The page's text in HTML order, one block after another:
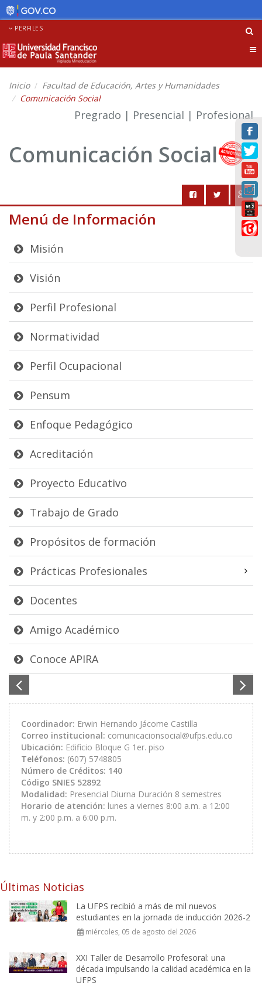
PERFILES
Inicio
Facultad de Educación, Artes y Humanidades
Comunicación Social
Pregrado | Presencial | Profesional
Comunicación Social
Menú de Información
Misión
Visión
Perfil Profesional
Normatividad
Perfil Ocupacional
Pensum
Enfoque Pedagógico
Acreditación
Proyecto Educativo
Trabajo de Grado
Propósitos de formación
Prácticas Profesionales
Docentes
Amigo Académico
Conoce APIRA
Coordinador: Erwin Hernando Jácome Castilla
Correo institucional: comunicacionsocial@ufps.edu.co
Ubicación: Edificio Bloque G 1er. piso
Teléfonos: (607) 5748805
Número de Créditos: 140
Código SNIES 52892
Modalidad: Presencial Diurna Duración 8 semestres
Horario de atención: lunes a viernes 8:00 a.m. a 12:00
m. y 2:00 p.m. a 6:00 p.m.
Últimas Noticias
La UFPS recibió a más de mil nuevos
estudiantes en la jornada de inducción 2026-2
miércoles, 05 de agosto del 2026
XXI Taller de Desarrollo Profesoral: una
década impulsando la calidad académica en la
UFPS